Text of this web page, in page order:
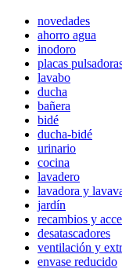
novedades
ahorro agua
inodoro
placas
lavabo
ducha
bañera
bidé
ducha-bidé
urinario
cocina
lavadero
lavadora y
jardín
recambios y
desatascadores
ventilación y
envase reducido